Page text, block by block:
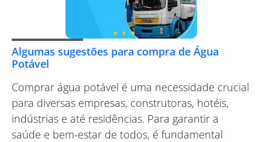
Algumas sugestões para compra de Água
Potável
Comprar água potável é uma necessidade crucial
para diversas empresas, construtoras, hotéis,
indústrias e até residências. Para garantir a
saúde e bem-estar de todos, é fundamental